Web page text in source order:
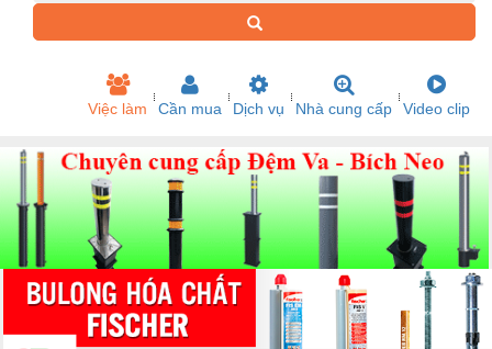
Việc làm Cần mua Dịch vụ Nhà cung cấp Video clip